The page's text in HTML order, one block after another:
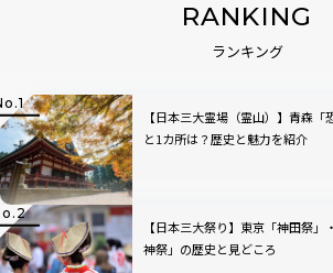
RANKING
ランキング
【日本三大霊場（霊山）】青森
と1カ所は？歴史と魅力を紹介
【日本三大祭り】東京「神田祭
神祭」の歴史と見どころ